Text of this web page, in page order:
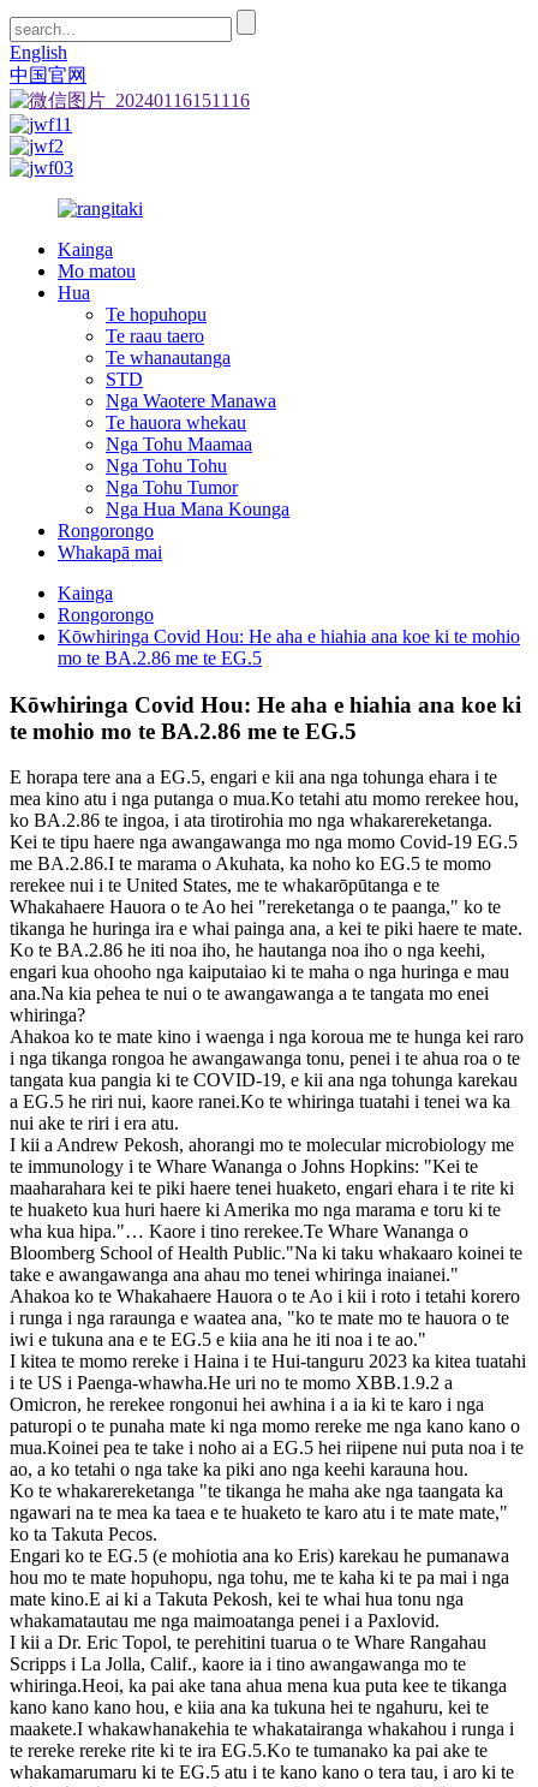
English
中国官网
Kainga
Mo matou
Hua
Te hopuhopu
Te raau taero
Te whanautanga
STD
Nga Waotere Manawa
Te hauora whekau
Nga Tohu Maamaa
Nga Tohu Tohu
Nga Tohu Tumor
Nga Hua Mana Kounga
Rongorongo
Whakapā mai
Kainga
Rongorongo
Kōwhiringa Covid Hou: He aha e hiahia ana koe ki te mohio
mo te BA.2.86 me te EG.5
Kōwhiringa Covid Hou: He aha e hiahia ana koe ki
te mohio mo te BA.2.86 me te EG.5
E horapa tere ana a EG.5, engari e kii ana nga tohunga ehara i te
mea kino atu i nga putanga o mua.Ko tetahi atu momo rerekee hou,
ko BA.2.86 te ingoa, i ata tirotirohia mo nga whakarereketanga.
Kei te tipu haere nga awangawanga mo nga momo Covid-19 EG.5
me BA.2.86.I te marama o Akuhata, ka noho ko EG.5 te momo
rerekee nui i te United States, me te whakarōpūtanga e te
Whakahaere Hauora o te Ao hei "rereketanga o te paanga," ko te
tikanga he huringa ira e whai painga ana, a kei te piki haere te mate.
Ko te BA.2.86 he iti noa iho, he hautanga noa iho o nga keehi,
engari kua ohooho nga kaiputaiao ki te maha o nga huringa e mau
ana.Na kia pehea te nui o te awangawanga a te tangata mo enei
whiringa?
Ahakoa ko te mate kino i waenga i nga koroua me te hunga kei raro
i nga tikanga rongoa he awangawanga tonu, penei i te ahua roa o te
tangata kua pangia ki te COVID-19, e kii ana nga tohunga karekau
a EG.5 he riri nui, kaore ranei.Ko te whiringa tuatahi i tenei wa ka
nui ake te riri i era atu.
I kii a Andrew Pekosh, ahorangi mo te molecular microbiology me
te immunology i te Whare Wananga o Johns Hopkins: "Kei te
maaharahara kei te piki haere tenei huaketo, engari ehara i te rite ki
te huaketo kua huri haere ki Amerika mo nga marama e toru ki te
wha kua hipa."… Kaore i tino rerekee.Te Whare Wananga o
Bloomberg School of Health Public."Na ki taku whakaaro koinei te
take e awangawanga ana ahau mo tenei whiringa inaianei."
Ahakoa ko te Whakahaere Hauora o te Ao i kii i roto i tetahi korero
i runga i nga raraunga e waatea ana, "ko te mate mo te hauora o te
iwi e tukuna ana e te EG.5 e kiia ana he iti noa i te ao."
I kitea te momo rereke i Haina i te Hui-tanguru 2023 ka kitea tuatahi
i te US i Paenga-whawha.He uri no te momo XBB.1.9.2 a
Omicron, he rerekee rongonui hei awhina i a ia ki te karo i nga
paturopi o te punaha mate ki nga momo rereke me nga kano kano o
mua.Koinei pea te take i noho ai a EG.5 hei riipene nui puta noa i te
ao, a ko tetahi o nga take ka piki ano nga keehi karauna hou.
Ko te whakarereketanga "te tikanga he maha ake nga taangata ka
ngawari na te mea ka taea e te huaketo te karo atu i te mate mate,"
ko ta Takuta Pecos.
Engari ko te EG.5 (e mohiotia ana ko Eris) karekau he pumanawa
hou mo te mate hopuhopu, nga tohu, me te kaha ki te pa mai i nga
mate kino.E ai ki a Takuta Pekosh, kei te whai hua tonu nga
whakamatautau me nga maimoatanga penei i a Paxlovid.
I kii a Dr. Eric Topol, te perehitini tuarua o te Whare Rangahau
Scripps i La Jolla, Calif., kaore ia i tino awangawanga mo te
whiringa.Heoi, ka pai ake tana ahua mena kua puta kee te tikanga
kano kano kano hou, e kiia ana ka tukuna hei te ngahuru, kei te
maakete.I whakawhanakehia te whakatairanga whakahou i runga i
te rereke rereke rite ki te ira EG.5.Ko te tumanako ka pai ake te
whakamarumaru ki te EG.5 atu i te kano kano o tera tau, i aro ki te